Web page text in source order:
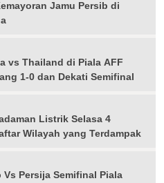
Jamu Persib di
vs Thailand di Piala AFF
1-0 dan Dekati Semifinal
Listrik Selasa 4
Wilayah yang Terdampak
Persija Semifinal Piala